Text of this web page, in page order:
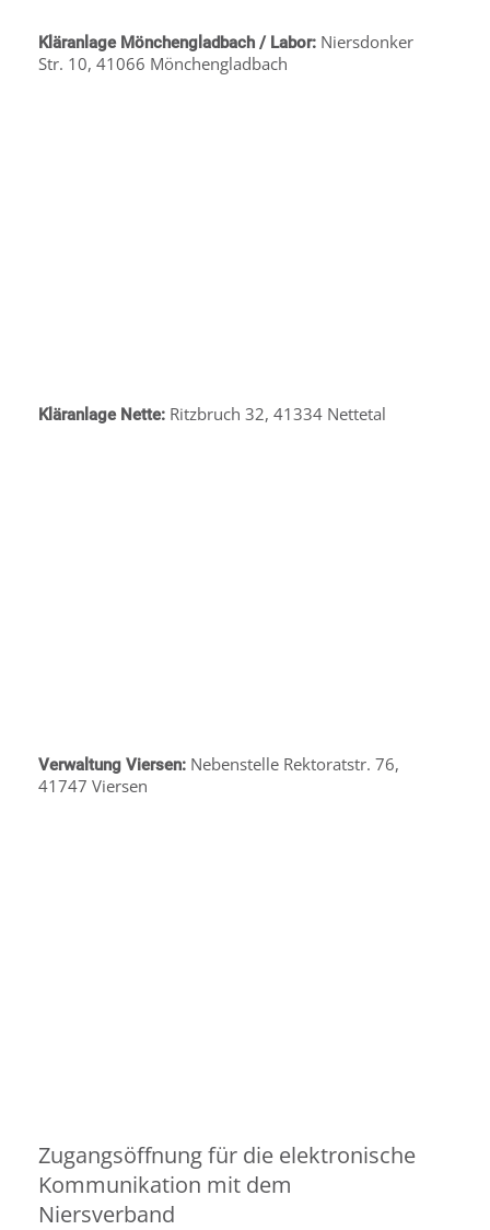
Kläranlage Mönchengladbach / Labor: Niersdonker
Str. 10, 41066 Mönchengladbach
Kläranlage Nette: Ritzbruch 32, 41334 Nettetal
Verwaltung Viersen: Nebenstelle Rektoratstr. 76,
41747 Viersen
Zugangsöffnung für die elektronische
Kommunikation mit dem
Niersverband